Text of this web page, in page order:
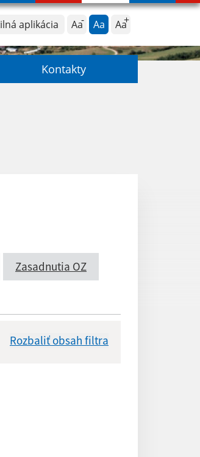
aplikácia Aa Aa Aa
Kontakty
Zasadnutia OZ
Rozbaliť obsah filtra